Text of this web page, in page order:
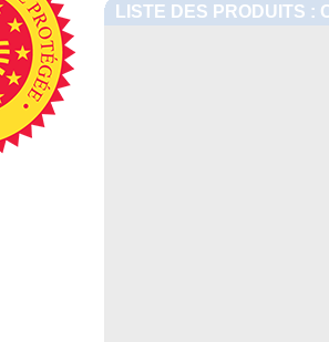
LISTE DES PRODUITS :